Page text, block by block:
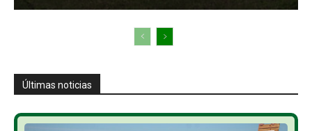
Últimas noticias